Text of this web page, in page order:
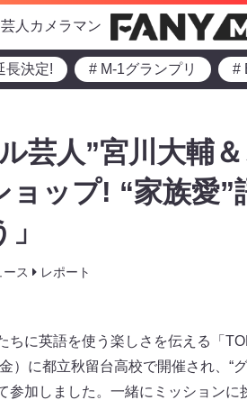
人カメラマン
長決定! # M-1グランプリ #
芸人”宮川大輔
ョップ! “家族愛
ース レポート
ちに英語を使う楽しさを伝える「
）に都立秋留台高校で開催され、“
参加しました。一緒にミッション